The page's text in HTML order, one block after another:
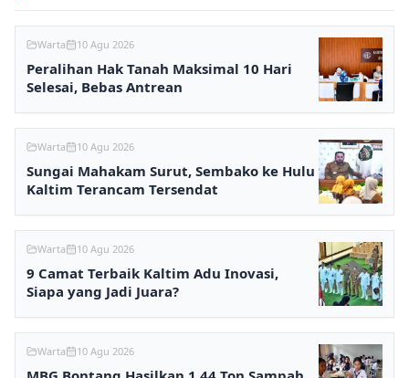
Warta 10 Agu 2026
Peralihan Hak Tanah Maksimal 10 Hari
Selesai, Bebas Antrean
Warta 10 Agu 2026
Sungai Mahakam Surut, Sembako ke Hulu
Kaltim Terancam Tersendat
Warta 10 Agu 2026
9 Camat Terbaik Kaltim Adu Inovasi,
Siapa yang Jadi Juara?
Warta 10 Agu 2026